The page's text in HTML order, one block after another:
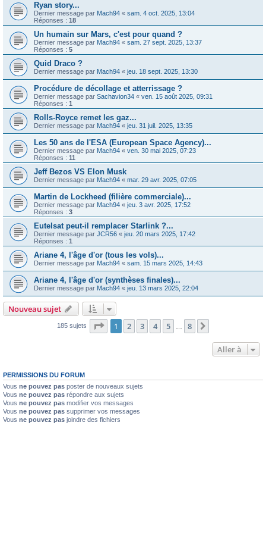
Ryan story...
Dernier message par Mach94 « sam. 4 oct. 2025, 13:04
Réponses : 18
Un humain sur Mars, c'est pour quand ?
Dernier message par Mach94 « sam. 27 sept. 2025, 13:37
Réponses : 5
Quid Draco ?
Dernier message par Mach94 « jeu. 18 sept. 2025, 13:30
Procédure de décollage et atterrissage ?
Dernier message par Sachavion34 « ven. 15 août 2025, 09:31
Réponses : 1
Rolls-Royce remet les gaz...
Dernier message par Mach94 « jeu. 31 juil. 2025, 13:35
Les 50 ans de l'ESA (European Space Agency)...
Dernier message par Mach94 « ven. 30 mai 2025, 07:23
Réponses : 11
Jeff Bezos VS Elon Musk
Dernier message par Mach94 « mar. 29 avr. 2025, 07:05
Martin de Lockheed (filière commerciale)...
Dernier message par Mach94 « jeu. 3 avr. 2025, 17:52
Réponses : 3
Eutelsat peut-il remplacer Starlink ?...
Dernier message par JCR56 « jeu. 20 mars 2025, 17:42
Réponses : 1
Ariane 4, l'âge d'or (tous les vols)...
Dernier message par Mach94 « sam. 15 mars 2025, 14:43
Ariane 4, l'âge d'or (synthèses finales)...
Dernier message par Mach94 « jeu. 13 mars 2025, 22:04
Nouveau sujet
185 sujets Page 1sur8
1 2 3 4 5 8
Aller à
PERMISSIONS DU FORUM
Vous ne pouvez pas poster de nouveaux sujets
Vous ne pouvez pas répondre aux sujets
Vous ne pouvez pas modifier vos messages
Vous ne pouvez pas supprimer vos messages
Vous ne pouvez pas joindre des fichiers